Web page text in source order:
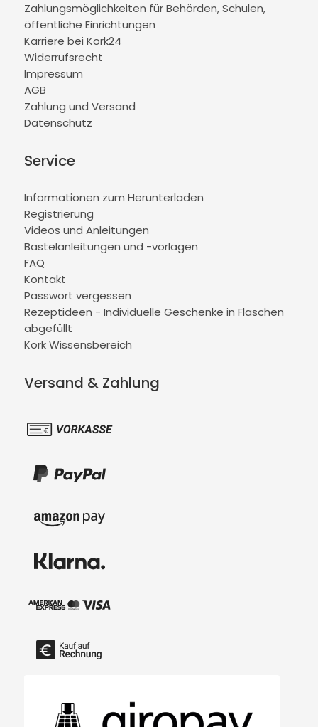
Zahlungsmöglichkeiten für Behörden, Schulen,
öffentliche Einrichtungen
Karriere bei Kork24
Widerrufsrecht
Impressum
AGB
Zahlung und Versand
Datenschutz
Service
Informationen zum Herunterladen
Registrierung
Videos und Anleitungen
Bastelanleitungen und -vorlagen
FAQ
Kontakt
Passwort vergessen
Rezeptideen - Individuelle Geschenke in Flaschen
abgefüllt
Kork Wissensbereich
Versand & Zahlung